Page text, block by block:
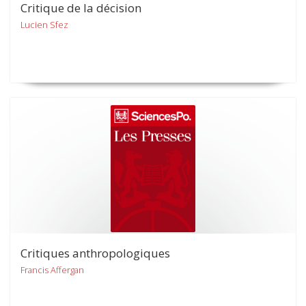
Critique de la décision
Lucien Sfez
Critiques anthropologiques
Francis Affergan